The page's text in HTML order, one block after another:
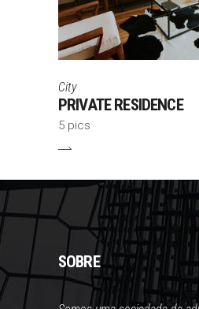
City
PRIVATE RESIDENCE
5 pics
SOBRE